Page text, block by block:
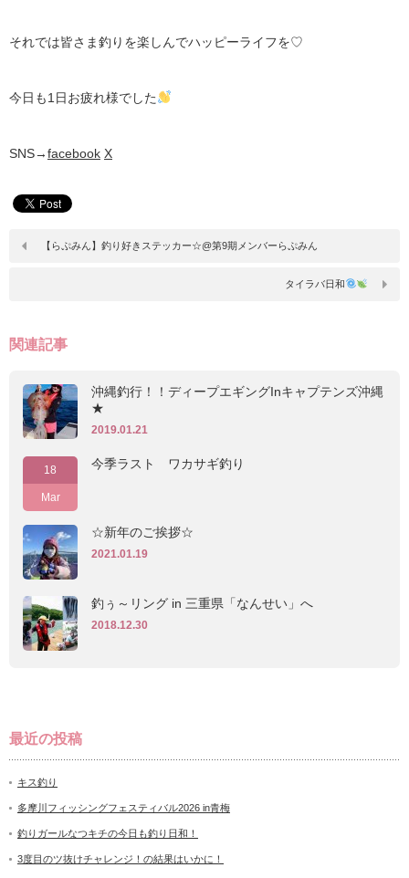
それでは皆さま釣りを楽しんでハッピーライフを♡
今日も1日お疲れ様でした
SNS→facebook X
【らぷみん】釣り好きステッカー☆@第9期メンバーらぷみん
タイラバ日和
関連記事
沖縄釣行！！ディープエギングInキャプテンズ沖縄
★
2019.01.21
18
Mar
今季ラスト ワカサギ釣り
☆新年のご挨拶☆
2021.01.19
釣ぅ～リング in 三重県「なんせい」へ
2018.12.30
最近の投稿
キス釣り
多摩川フィッシングフェスティバル2026 in青梅
釣りガールなつキチの今日も釣り日和！
3度目のツ抜けチャレンジ！の結果はいかに！